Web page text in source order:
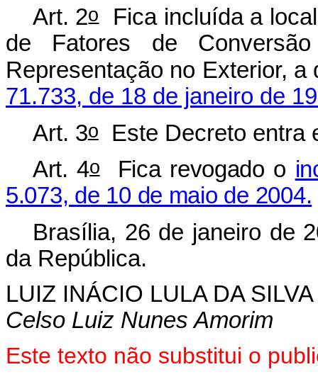
Art. 2oFica incluída a
de Fatores de
Representação no Exterior,
71.733, de 18 de janeiro de
Art. 3oEste Decreto entra
Art. 4oFica revogado o
5.073, de 10 de maio de 2004.
Brasília, 26 de janeiro de
da República.
LUIZ INÁCIO LULA DA SILVA
Celso Luiz Nunes Amorim
Este texto não substitui o